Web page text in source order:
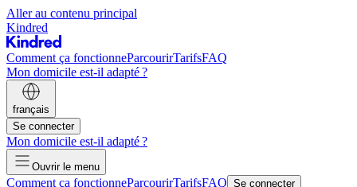
Aller au contenu principal
Kindred
Comment ça fonctionneParcourirTarifsFAQ
Mon domicile est-il adapté ?
français
Se connecter
Mon domicile est-il adapté ?
Ouvrir le menu
Comment ça fonctionneParcourirTarifsFAQ Se connecter